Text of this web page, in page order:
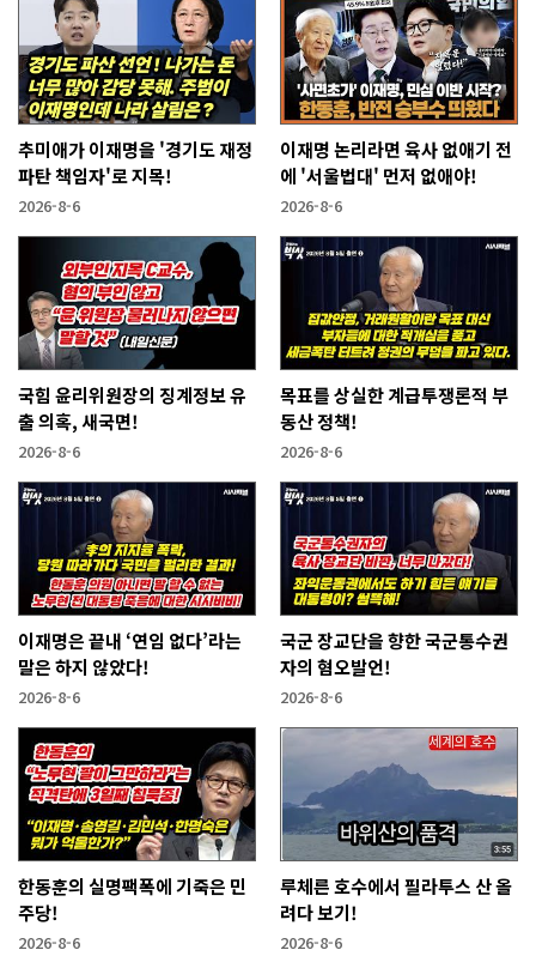
추미애가 이재명을 '경기도 재정
파탄 책임자'로 지목!
2026-8-6
이재명 논리라면 육사 없애기 전
에 '서울법대' 먼저 없애야!
2026-8-6
국힘 윤리위원장의 징계정보 유
출 의혹, 새국면!
2026-8-6
목표를 상실한 계급투쟁론적 부
동산 정책!
2026-8-6
이재명은 끝내 ‘연임 없다’라는
말은 하지 않았다!
2026-8-6
국군 장교단을 향한 국군통수권
자의 혐오발언!
2026-8-6
한동훈의 실명팩폭에 기죽은 민
주당!
2026-8-6
루체른 호수에서 필라투스 산 올
려다 보기!
2026-8-6